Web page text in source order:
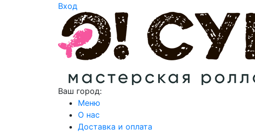
Вход
Ваш город:
Меню
О нас
Доставка и оплата